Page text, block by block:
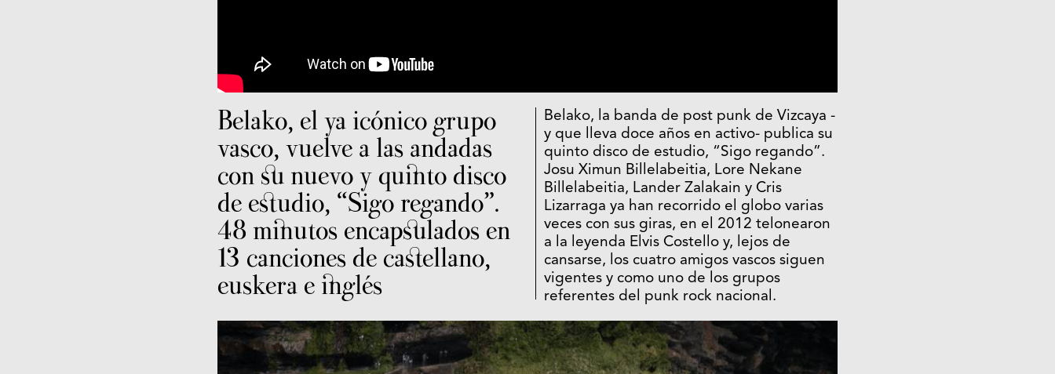
Belako, el ya icónico grupo
vasco, vuelve a las andadas
con su nuevo y quinto disco
de estudio, “Sigo regando”.
48 minutos encapsulados en
13 canciones de castellano,
euskera e inglés
Belako, la banda de post punk de Vizcaya -
y que lleva doce años en activo- publica su
quinto disco de estudio, “Sigo regando”.
Josu Ximun Billelabeitia, Lore Nekane
Billelabeitia, Lander Zalakain y Cris
Lizarraga ya han recorrido el globo varias
veces con sus giras, en el 2012 telonearon
a la leyenda Elvis Costello y, lejos de
cansarse, los cuatro amigos vascos siguen
vigentes y como uno de los grupos
referentes del punk rock nacional.